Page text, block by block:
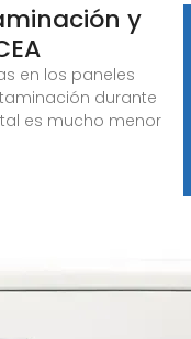
y
en los paneles
durante
es mucho menor